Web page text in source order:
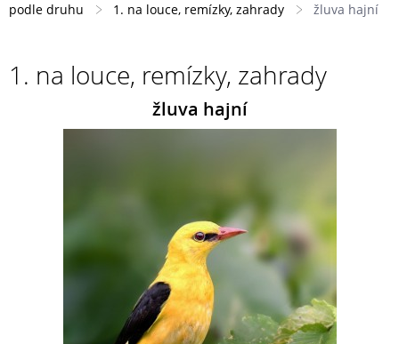
podle druhu
1. na louce, remízky, zahrady žluva hajní
1. na louce, remízky, zahrady
žluva hajní